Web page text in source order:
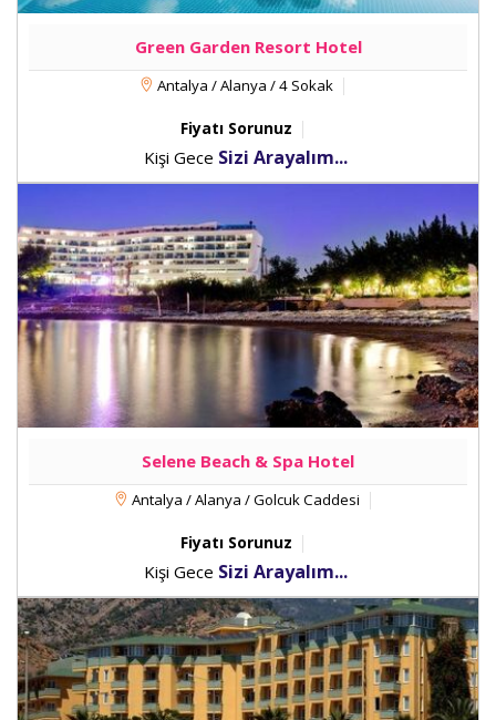
Green Garden Resort Hotel
Antalya / Alanya / 4 Sokak
Fiyatı Sorunuz
Kişi Gece Sizi Arayalım...
Selene Beach & Spa Hotel
Antalya / Alanya / Golcuk Caddesi
Fiyatı Sorunuz
Kişi Gece Sizi Arayalım...